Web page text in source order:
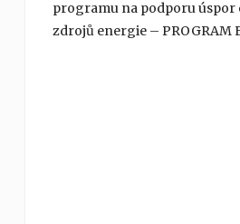
programu na podporu
zdrojů energie – PROGRAM